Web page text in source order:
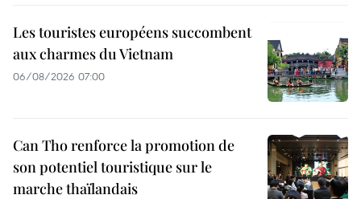
Les touristes européens succombent
aux charmes du Vietnam
06/08/2026 07:00
Can Tho renforce la promotion de
son potentiel touristique sur le
marche thaïlandais